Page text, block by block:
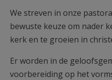
We streven in onze
bewuste keuze om nader
kerk en te groeien in
Er worden in de
voorbereiding op het